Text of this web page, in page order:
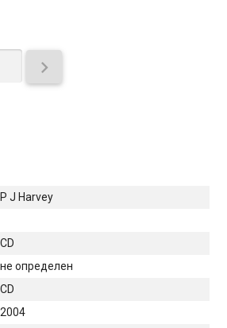

P J Harvey
CD
не определен
CD
2004